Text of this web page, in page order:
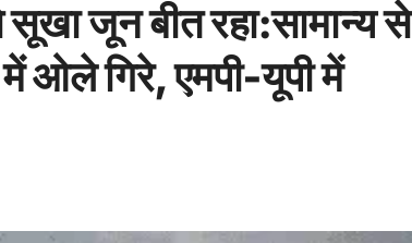
जून बीत रहा:सामान्य से
ओले गिरे, एमपी-यूपी में